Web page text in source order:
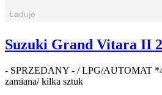
Suzuki Grand Vitara II
- SPRZEDANY - / LPG/AUTOMAT
zamiana/ kilka sztuk